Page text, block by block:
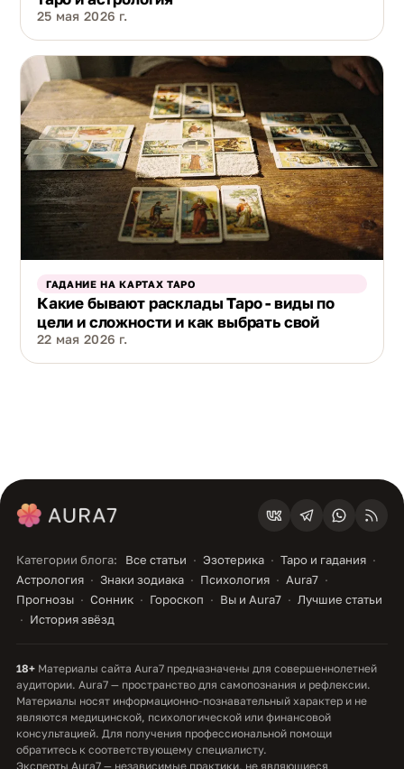
25 мая 2026 г.
ГАДАНИЕ НА КАРТАХ ТАРО
Какие бывают расклады Таро - виды по
цели и сложности и как выбрать свой
22 мая 2026 г.
Категории блога: Все статьи Эзотерика
Таро и гадания
Астрология
Знаки зодиака Психология
Aura7
Прогнозы
Сонник Гороскоп Вы и Aura7
Лучшие статьи
История звёзд
18+ Материалы сайта Aura7 предназначены для совершеннолетней
аудитории. Aura7 — пространство для самопознания и рефлексии.
Материалы носят информационно-познавательный характер и не
являются медицинской, психологической или финансовой
консультацией. Для получения профессиональной помощи
обратитесь к соответствующему специалисту.
Эксперты Aura7 — независимые практики, не являющиеся